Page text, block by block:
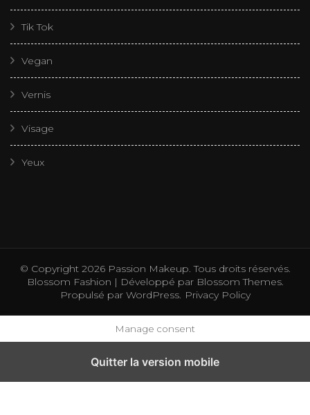
Tik Tok
Vegan
Vernis
Visage
Yeux
© Copyright 2026 Passion Makeup. Tous droits réservés.
Blossom Fashion | Développé parBlossom Themes.
Propulsé par WordPress. Privacy Policy
Manage consent
Quitter la version mobile